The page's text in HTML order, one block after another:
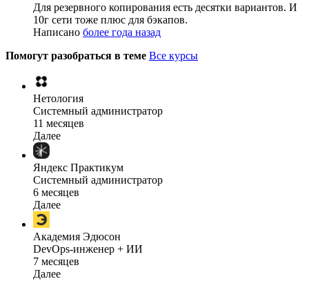
Для резервного копирования есть десятки вариантов. И
10г сети тоже плюс для бэкапов.
Написано более года назад
Помогут разобраться в теме Все курсы
Нетология
Системный администратор
11 месяцев
Далее
Яндекс Практикум
Системный администратор
6 месяцев
Далее
Академия Эдюсон
DevOps-инженер + ИИ
7 месяцев
Далее